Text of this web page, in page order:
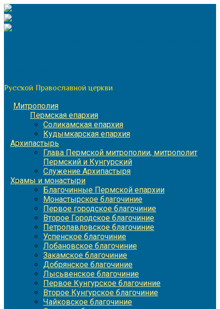
Перейти
к
содержимому
Русской Православной церкви
Митрополия
Пермская епархия
Соликамская епархия
Кудымкарская епархия
Архипастырь
Глава Пермской митрополии, митрополит
Пермский и Кунгурский
Служение Архипастыря
Храмы и монастыри
Благочинные Пермской епархии
Монастырское благочиние
Первое городское благочиние
Второе Городское благочиние
Петропавловское благочиние
Успенское благочиние
Лобановское благочиние
Закамское благочиние
Добрянское благочиние
Лысьвенское благочиние
Первое Кунгурское благочиние
Второе Кунгурское благочиние
Чайковское благочиние